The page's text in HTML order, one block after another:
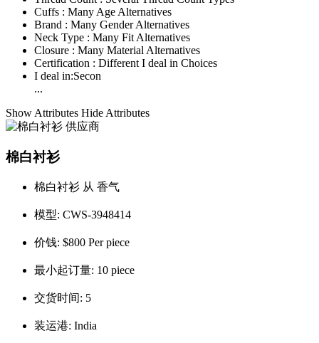
Cuffs : Many Age Alternatives
Brand : Many Gender Alternatives
Neck Type : Many Fit Alternatives
Closure : Many Material Alternatives
Certification : Different I deal in Choices
I deal in:Secon
...
Show Attributes Hide Attributes
棉白衬衫
棉白衬衫 从 香气
模型: CWS-3948414
价钱: $800 Per piece
最小起订量: 10 piece
交货时间: 5
装运港: India